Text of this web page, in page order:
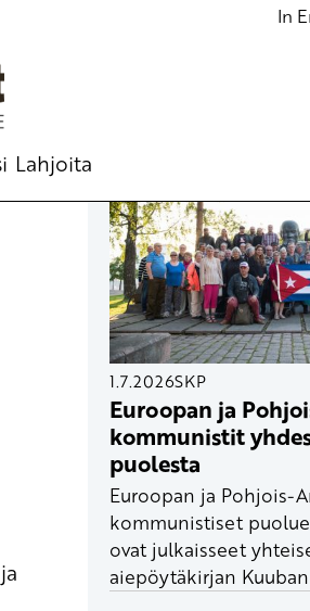
In
Lahjoita
1.7.2026SKP
Euroopan ja
kommunistit
puolesta
Euroopan ja Pohjois-
kommunistiset
ovat julkaisseet
aiepöytäkirjan